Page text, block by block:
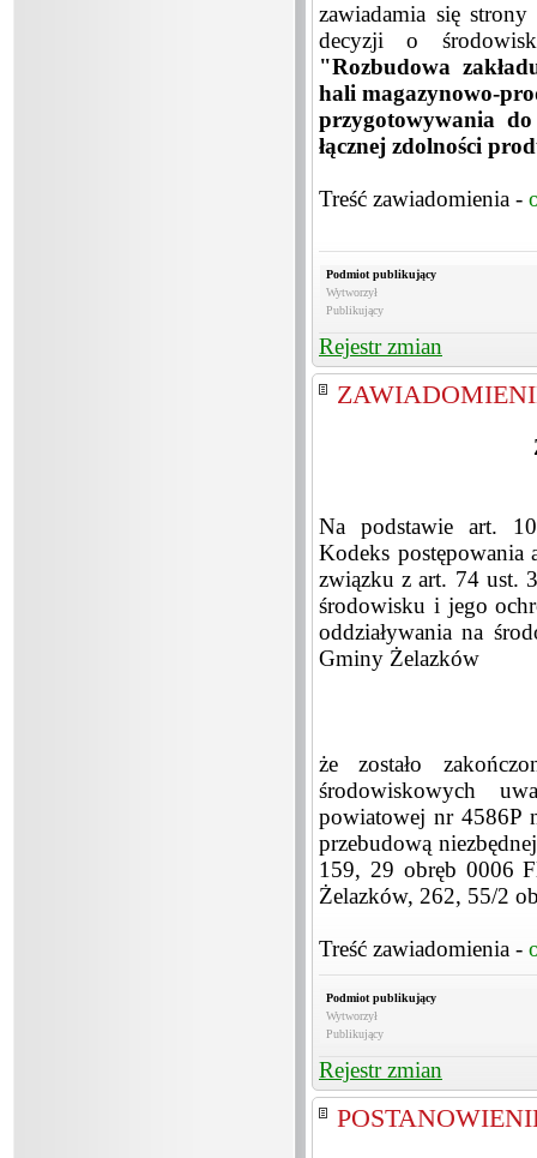
zawiadamia się
decyzji o
"Rozbudowa
hali magazynowo-
przygotowywania
łącznej zdolności
Treść zawiadomienia -
Podmiot publikujący
Wytworzył
Publikujący
Rejestr zmian
Na podstawie art.
Kodeks
związku z art. 74 ust.
środowisku i jego
oddziaływania na
Gminy Żelazków
że zostało
środowiskowych
powiatowej nr 4586P
przebudową
159, 29 obręb 0006
Żelazków, 262, 55/2
Treść zawiadomienia -
Podmiot publikujący
Wytworzył
Publikujący
Rejestr zmian